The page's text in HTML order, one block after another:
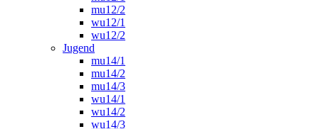
mu12/2
wu12/1
wu12/2
Jugend
mu14/1
mu14/2
mu14/3
wu14/1
wu14/2
wu14/3